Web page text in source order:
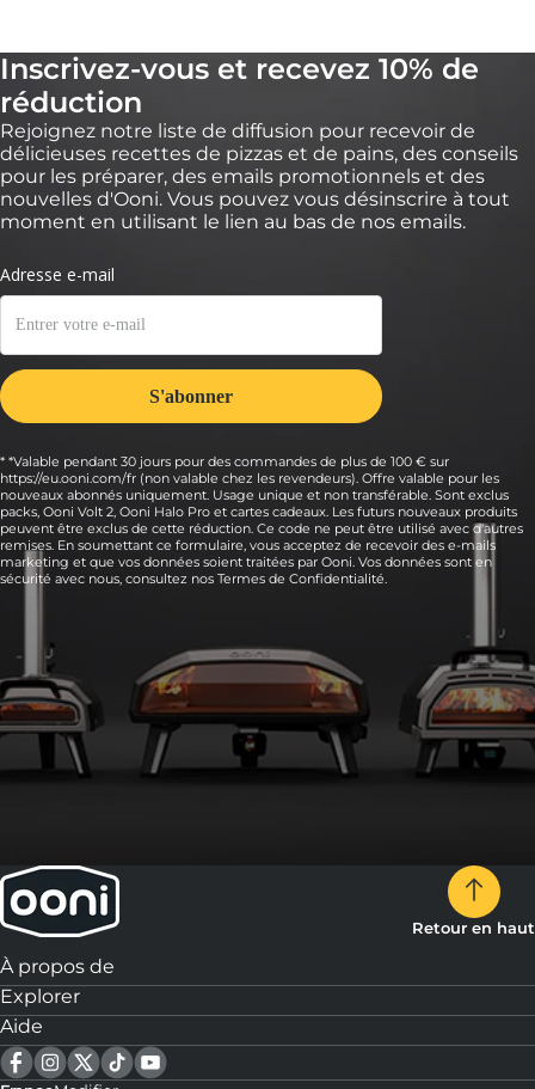
Inscrivez-vous et recevez 10% de
réduction
Rejoignez notre liste de diffusion pour recevoir de
délicieuses recettes de pizzas et de pains, des conseils
pour les préparer, des emails promotionnels et des
nouvelles d'Ooni. Vous pouvez vous désinscrire à tout
moment en utilisant le lien au bas de nos emails.
* *Valable pendant 30 jours pour des commandes de plus de 100 € sur
https://eu.ooni.com/fr (non valable chez les revendeurs). Offre valable pour les
nouveaux abonnés uniquement. Usage unique et non transférable. Sont exclus
packs, Ooni Volt 2, Ooni Halo Pro et cartes cadeaux. Les futurs nouveaux produits
peuvent être exclus de cette réduction. Ce code ne peut être utilisé avec d'autres
remises. En soumettant ce formulaire, vous acceptez de recevoir des e-mails
marketing et que vos données soient traitées par Ooni. Vos données sont en
sécurité avec nous, consultez nos Termes de Confidentialité.
Retour en haut
À propos de
Explorer
Aide